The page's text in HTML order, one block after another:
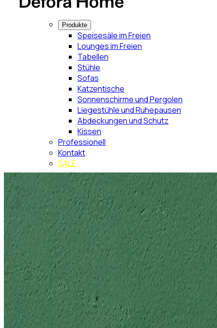
Produkte
Speisesäle im Freien
Lounges im Freien
Tabellen
Stühle
Sofas
Katzentische
Sonnenschirme und Pergolen
Liegestühle und Ruhepausen
Abdeckungen und Schutz
Kissen
Professionell
Kontakt
SALE
Suche